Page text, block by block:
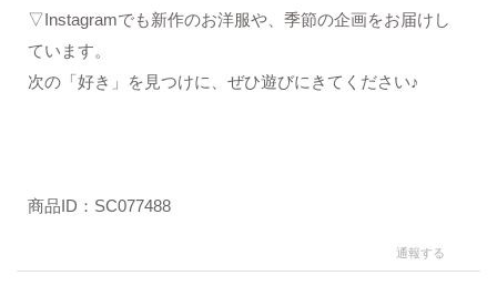
▽Instagramでも新作のお洋服や、季節の企画をお届けし
ています。
次の「好き」を見つけに、ぜひ遊びにきてください♪
商品ID：SC077488
通報する